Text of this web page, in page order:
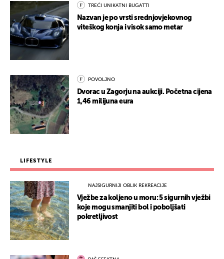
TREĆI UNIKATNI BUGATTI
Nazvan je po vrsti srednjovjekovnog
viteškog konja i visok samo metar
POVOLJNO
Dvorac u Zagorju na aukciji. Početna cijena
1,46 milijuna eura
LIFESTYLE
NAJSIGURNIJI OBLIK REKREACIJE
Vježbe za koljeno u moru: 5 sigurnih vježbi
koje mogu smanjiti bol i poboljšati
pokretljivost